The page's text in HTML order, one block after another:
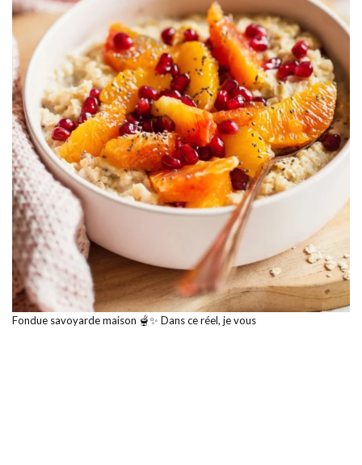
Fondue savoyarde maison 🫕✨ Dans ce réel, je vous